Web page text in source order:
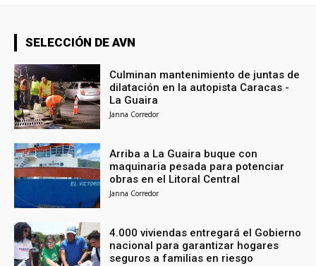
SELECCIÓN DE AVN
Culminan mantenimiento de juntas de
dilatación en la autopista Caracas -
La Guaira
Janna Corredor
Arriba a La Guaira buque con
maquinaria pesada para potenciar
obras en el Litoral Central
Janna Corredor
4.000 viviendas entregará el Gobierno
nacional para garantizar hogares
seguros a familias en riesgo